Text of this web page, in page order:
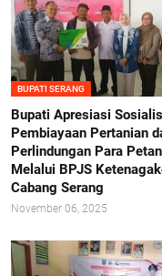
BUPATI SERANG
Bupati Apresiasi
Pembiayaan Pertanian
Perlindungan Para
Melalui BPJS
Cabang Serang
November 06, 2025